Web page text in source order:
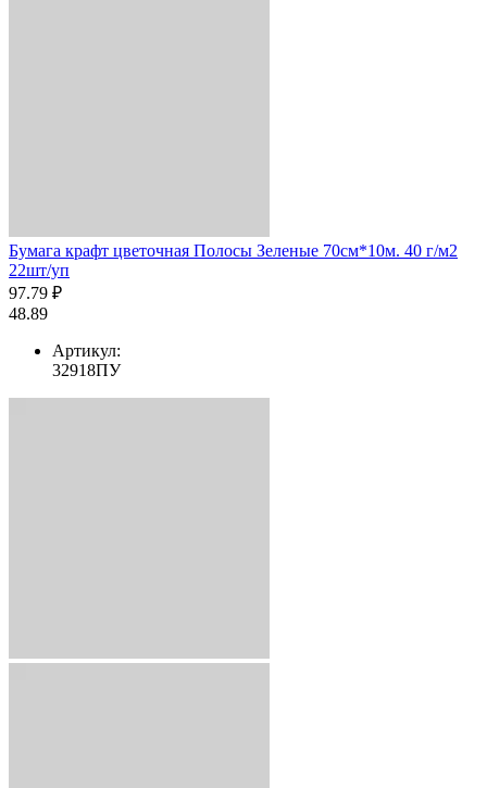
Бумага крафт цветочная Полосы Зеленые 70см*10м. 40 г/м2
22шт/уп
97.79 ₽
48.89
Артикул:
32918ПУ